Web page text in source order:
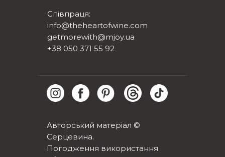
Співпраця:
info@theheartofwine.com
getmorewith@mjoy.ua
+38 050 371 55 92
Авторський матеріал ©
Серцевина.
Погодження використання